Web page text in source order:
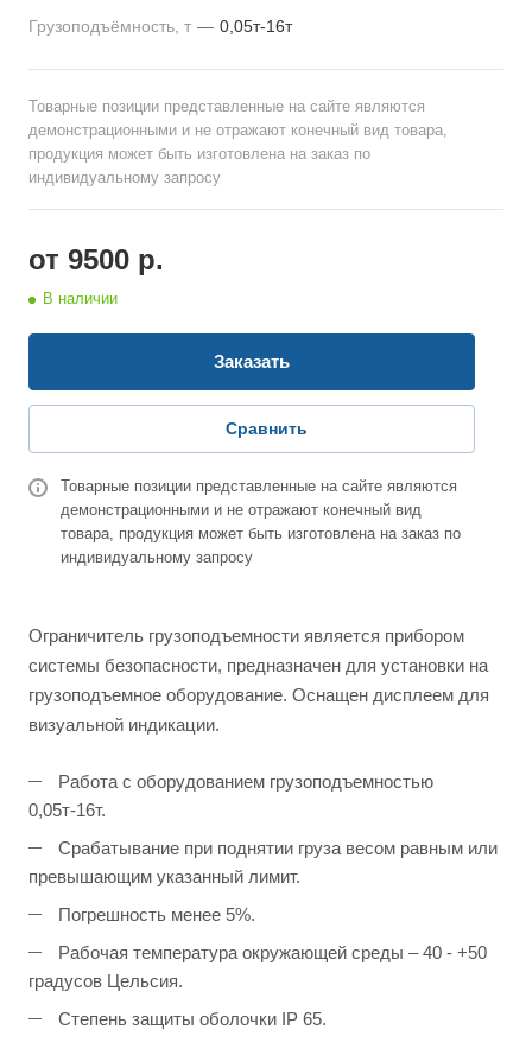
Грузоподъёмность, т — 0,05т-16т
Товарные позиции представленные на сайте являются
демонстрационными и не отражают конечный вид товара,
продукция может быть изготовлена на заказ по
индивидуальному запросу
от 9500 р.
В наличии
Заказать
Сравнить
Товарные позиции представленные на сайте являются
демонстрационными и не отражают конечный вид
товара, продукция может быть изготовлена на заказ по
индивидуальному запросу
Ограничитель грузоподъемности является прибором
системы безопасности, предназначен для установки на
грузоподъемное оборудование. Оснащен дисплеем для
визуальной индикации.
Работа с оборудованием грузоподъемностью
0,05т-16т.
Срабатывание при поднятии груза весом равным или
превышающим указанный лимит.
Погрешность менее 5%.
Рабочая температура окружающей среды – 40 - +50
градусов Цельсия.
Степень защиты оболочки IP 65.